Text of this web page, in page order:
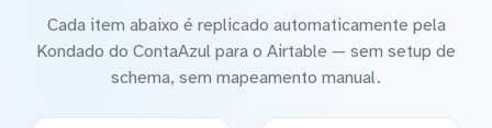
Cada item abaixo é replicado automaticamente pela
Kondado do ContaAzul para o Airtable — sem setup de
schema, sem mapeamento manual.